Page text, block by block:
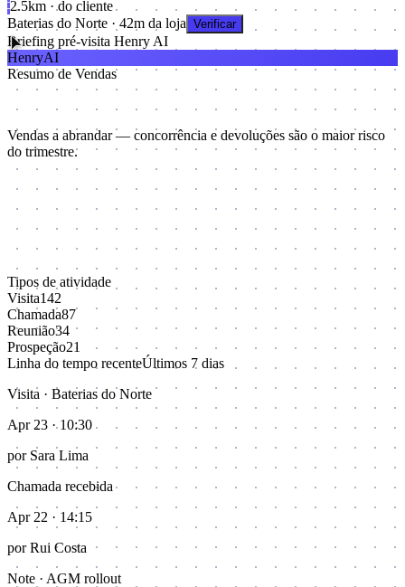
2.5km · do cliente
Baterias do Norte · 42m da loja Verificar
Briefing pré-visita Henry AI
HenryAI
Resumo de Vendas
Vendas a abrandar — concorrência e devoluções são o maior risco
do trimestre.
Tipos de atividade
Visita142
Chamada87
Reunião34
Prospeção21
Linha do tempo recenteÚltimos 7 dias
Visita · Baterias do Norte
Apr 23 · 10:30
por Sara Lima
Chamada recebida
Apr 22 · 14:15
porRui Costa
Note · AGM rollout